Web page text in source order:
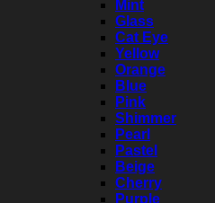
Mint
Glass
Cat Eye
Yellow
Orange
Blue
Pink
Shimmer
Pearl
Pastel
Beige
Cherry
Purple